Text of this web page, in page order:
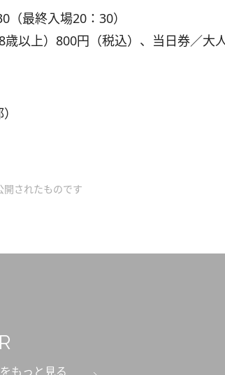
最終入場20：30）
以上）800円（税込）、当日券／大
されたものです
もっと見る